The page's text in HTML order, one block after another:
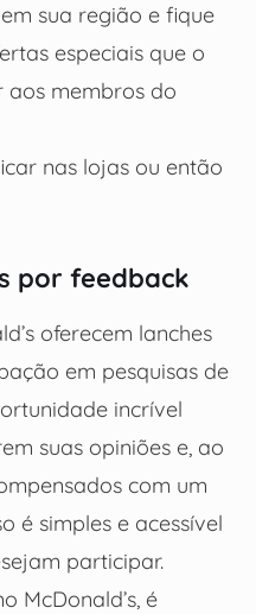
sua região e fique
especiais que o
aos membros do
nas lojas ou então
por feedback
oferecem lanches
em pesquisas de
incrível
suas opiniões e, ao
com um
é simples e acessível
participar.
McDonald’s, é